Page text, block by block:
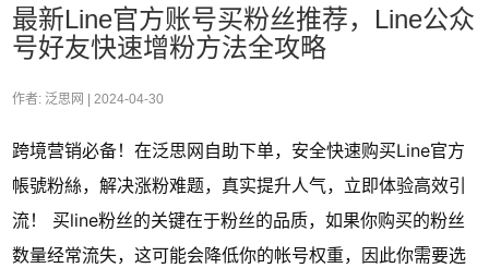
最新Line官方账号买粉丝推荐，Line公众
号好友快速增粉方法全攻略
作者: 泛思网 | 2024-04-30
跨境营销必备！在泛思网自助下单，安全快速购买Line官方
帳號粉絲，解决涨粉难题，真实提升人气，立即体验高效引
流！ 买line粉丝的关键在于粉丝的品质，如果你购买的粉丝
数量经常流失，这可能会降低你的帐号权重，因此你需要选